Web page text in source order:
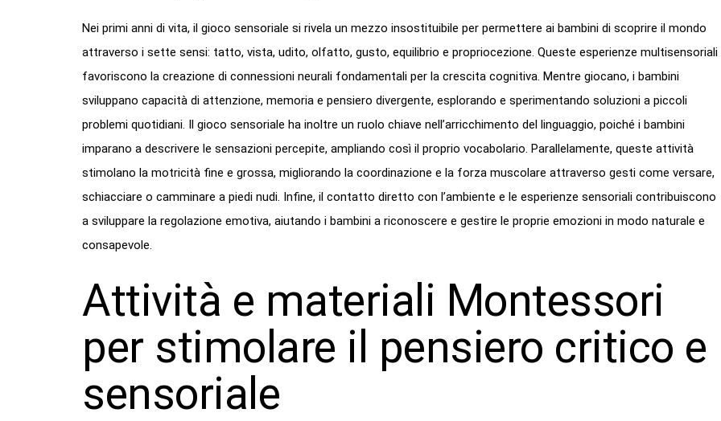
Nei primi anni di vita, il gioco sensoriale si rivela un mezzo insostituibile per permettere ai bambini di scoprire il mondo
attraverso i sette sensi: tatto, vista, udito, olfatto, gusto, equilibrio e propriocezione. Queste esperienze multisensoriali
favoriscono la creazione di connessioni neurali fondamentali per la crescita cognitiva. Mentre giocano, i bambini
sviluppano capacità di attenzione, memoria e pensiero divergente, esplorando e sperimentando soluzioni a piccoli
problemi quotidiani. Il gioco sensoriale ha inoltre un ruolo chiave nell’arricchimento del linguaggio, poiché i bambini
imparano a descrivere le sensazioni percepite, ampliando così il proprio vocabolario. Parallelamente, queste attività
stimolano la motricità fine e grossa, migliorando la coordinazione e la forza muscolare attraverso gesti come versare,
schiacciare o camminare a piedi nudi. Infine, il contatto diretto con l’ambiente e le esperienze sensoriali contribuiscono
a sviluppare la regolazione emotiva, aiutando i bambini a riconoscere e gestire le proprie emozioni in modo naturale e
consapevole.
Attività e materiali Montessori
per stimolare il pensiero critico e
sensoriale